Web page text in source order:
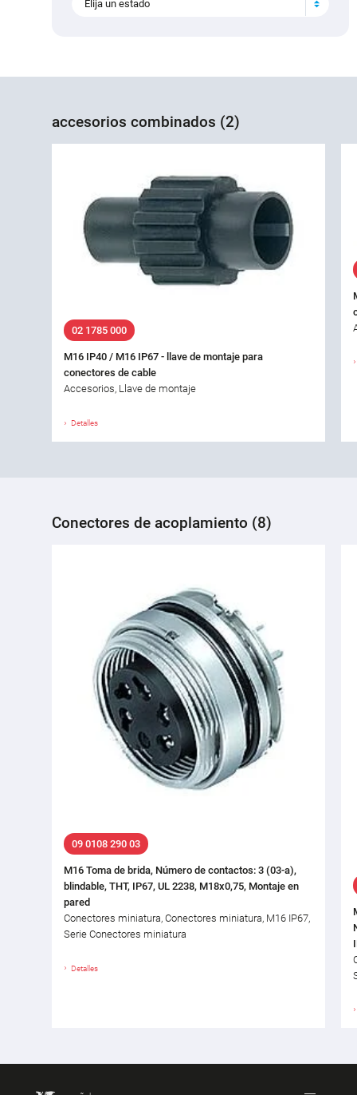
Elija un estado
accesorios combinados (2)
02 1785 000
M16 IP40 / M16 IP67 - llave de montaje para
conectores de cable
Accesorios, Llave de montaje
Detalles
Conectores de acoplamiento (8)
09 0108 290 03
M16 Toma de brida, Número de contactos: 3 (03-a),
blindable, THT, IP67, UL 2238, M18x0,75, Montaje en
pared
Conectores miniatura, Conectores miniatura, M16 IP67,
Serie Conectores miniatura
Detalles